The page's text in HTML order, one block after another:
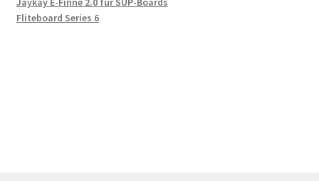
Fliteboard Series 6